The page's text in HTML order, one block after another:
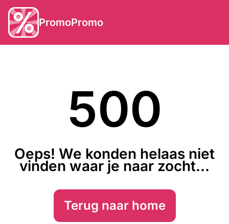
PromoPromo
500
Oeps! We konden helaas niet
vinden waar je naar zocht...
Terug naar home